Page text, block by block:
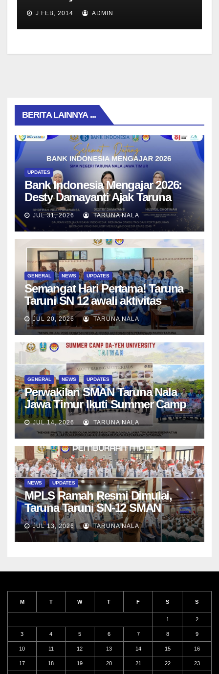
J FEB, 2014 ADMIN
BERITA LAINNYA ...
UPDATES
Bank Indonesia Mengajar 2026:
Desty Damayanti Ajak Taruna
SMAN Taruna Nala Jawa Timur
Menjadi Generasi Pemimpin
Berwawasan Global
JUL 31, 2026 TARUNA NALA
GENERAL NEWS UPDATES
Semangat Hari Pertama! Taruna
Taruni SN 12 awali aktivitas
bersama Wali Kelas dan Tes
Asesmen Diagnostik
JUL 20, 2026 TARUNA NALA
GENERAL NEWS UPDATES
Perwakilan SMAN Taruna Nala
Jawa Timur Ikuti Summer Camp
di Da-Yeh University, Taiwan
JUL 14, 2026 TARUNA NALA
NEWS UPDATES
MPLS Ramah Resmi Dimulai,
Taruna Taruni SN-12 SMAN
Taruna Nala Jawa Timur Siap
Menjalani Tahun Ajaran Baru
JUL 13, 2026 TARUNA NALA
M T W T F S S
1 2
3 4 5 6 7 8 9
10 11 12 13 14 15 16
17 18 19 20 21 22 23